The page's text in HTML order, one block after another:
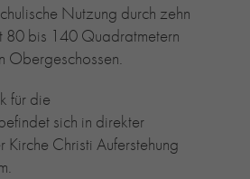
Nutzung durch zehn
80 bis 140 Quadratmetern
Obergeschossen.
für die
sich in direkter
Christi Auferstehung